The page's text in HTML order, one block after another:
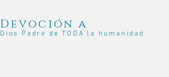
Devoción a
Dios Padre de TODA la humanidad